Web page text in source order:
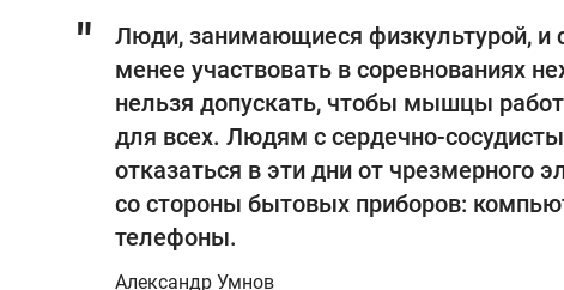
Люди, занимающиеся физкультурой, и
менее участвовать в соревнованиях
нельзя допускать, чтобы мышцы
для всех. Людям с сердечно-
отказаться в эти дни от чрезмерного
со стороны бытовых приборов:
телефоны.
Александр Умнов